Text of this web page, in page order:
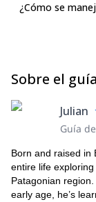
¿Cómo se
Sobre el guía
Julian
Guía
Born and raised in
entire life
Patagonian
early age, he’s